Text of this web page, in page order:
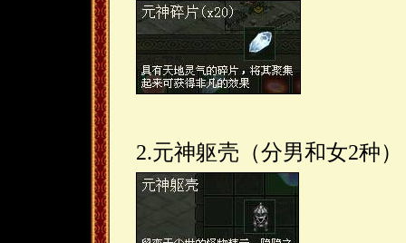
2.元神躯壳（分男和女2种